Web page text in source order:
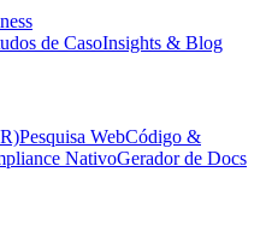
de CasoInsights & Blog
Pesquisa WebCódigo &
NativoGerador de Docs